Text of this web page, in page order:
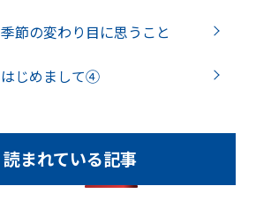
季節の変わり目に思うこと
はじめまして④
読まれている記事